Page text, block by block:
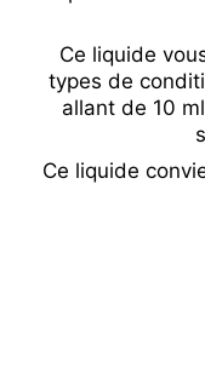
Ce liquide
types de
allant de 10
Ce liquide